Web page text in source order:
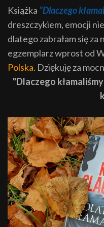
Książka "Dlaczego
dreszczykiem, emocji
dlatego zabrałam się za
egzemplarz wprost od
Polska. Dziękuję za
"Dlaczego